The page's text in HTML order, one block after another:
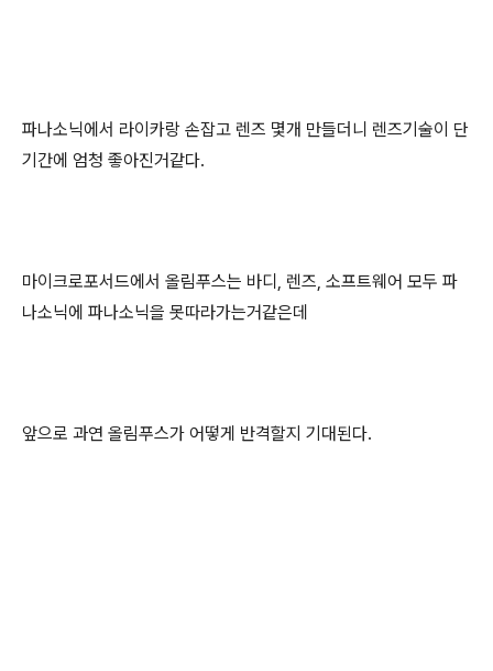
파나소닉에서 라이카랑 손잡고 렌즈 몇개 만들더니 렌즈기술이 단
기간에 엄청 좋아진거같다.
마이크로포서드에서 올림푸스는 바디, 렌즈, 소프트웨어 모두 파
나소닉에 파나소닉을 못따라가는거같은데
앞으로 과연 올림푸스가 어떻게 반격할지 기대된다.